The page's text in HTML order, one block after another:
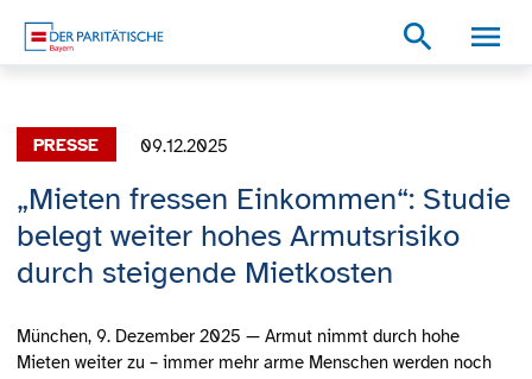
search
„Mieten fressen Einkommen“: Studie
belegt weiter hohes Armutsrisiko
durch steigende Mietkosten
09.12.2025
München, 9. Dezember 2025 — Armut nimmt durch hohe
Mieten weiter zu – immer mehr arme Menschen werden noch